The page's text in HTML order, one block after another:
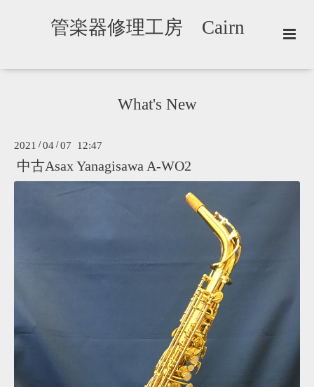
管楽器修理工房 Cairn
What's New
2021 /04 /07 12:47
中古Asax Yanagisawa A-WO2